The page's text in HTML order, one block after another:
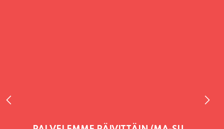
KLO 11-21) SUNNUNTAIHIN 16.8.